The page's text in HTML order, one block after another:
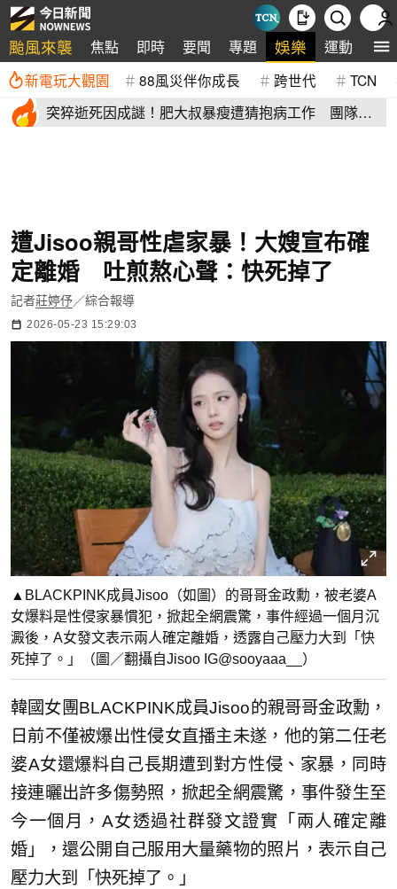
颱風來襲 焦點 即時 要聞 專題 娛樂 運動 全
新電玩大觀園 88風災伴你成長 跨世代 TCN
突猝逝死因成謎！肥大叔暴瘦遭猜抱病工作 團隊宣
遭Jisoo親哥性虐家暴！大嫂宣布確
定離婚 吐煎熬心聲：快死掉了
記者莊婷伃／綜合報導
2026-05-23 15:29:03
▲BLACKPINK成員Jisoo（如圖）的哥哥金政勳，被老婆A
女爆料是性侵家暴慣犯，掀起全網震驚，事件經過一個月沉
澱後，A女發文表示兩人確定離婚，透露自己壓力大到「快
死掉了。」（圖／翻攝自Jisoo IG@sooyaaa__）
韓國女團BLACKPINK成員Jisoo的親哥哥金政勳，
日前不僅被爆出性侵女直播主未遂，他的第二任老
婆A女還爆料自己長期遭到對方性侵、家暴，同時
接連曬出許多傷勢照，掀起全網震驚，事件發生至
今一個月，A女透過社群發文證實「兩人確定離
婚」，還公開自己服用大量藥物的照片，表示自己
壓力大到「快死掉了。」